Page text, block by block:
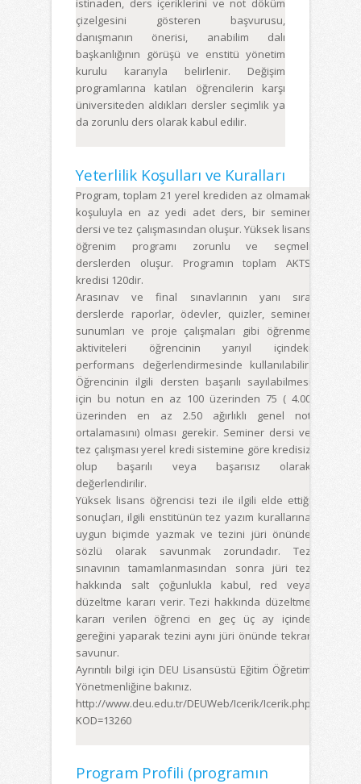
istinaden, ders içeriklerini ve not döküm
çizelgesini gösteren başvurusu,
danışmanın önerisi, anabilim dalı
başkanlığının görüşü ve enstitü yönetim
kurulu kararıyla belirlenir. Değişim
programlarına katılan öğrencilerin karşı
üniversiteden aldıkları dersler seçimlik ya
da zorunlu ders olarak kabul edilir.
Yeterlilik Koşulları ve Kuralları
Program, toplam 21 yerel krediden az olmamak
koşuluyla en az yedi adet ders, bir seminer
dersi ve tez çalışmasından oluşur. Yüksek lisans
öğrenim programı zorunlu ve seçmeli
derslerden oluşur. Programın toplam AKTS
kredisi 120dir.
Arasınav ve final sınavlarının yanı sıra
derslerde raporlar, ödevler, quizler, seminer
sunumları ve proje çalışmaları gibi öğrenme
aktiviteleri öğrencinin yarıyıl içindeki
performans değerlendirmesinde kullanılabilir.
Öğrencinin ilgili dersten başarılı sayılabilmesi
için bu notun en az 100 üzerinden 75 ( 4.00
üzerinden en az 2.50 ağırlıklı genel not
ortalamasını) olması gerekir. Seminer dersi ve
tez çalışması yerel kredi sistemine göre kredisiz
olup başarılı veya başarısız olarak
değerlendirilir.
Yüksek lisans öğrencisi tezi ile ilgili elde ettiği
sonuçları, ilgili enstitünün tez yazım kurallarına
uygun biçimde yazmak ve tezini jüri önünde
sözlü olarak savunmak zorundadır. Tez
sınavının tamamlanmasından sonra jüri tez
hakkında salt çoğunlukla kabul, red veya
düzeltme kararı verir. Tezi hakkında düzeltme
kararı verilen öğrenci en geç üç ay içinde
gereğini yaparak tezini aynı jüri önünde tekrar
savunur.
Ayrıntılı bilgi için DEU Lisansüstü Eğitim Öğretim
Yönetmenliğine bakınız.
http://www.deu.edu.tr/DEUWeb/Icerik/Icerik.php
KOD=13260
Program Profili (programın